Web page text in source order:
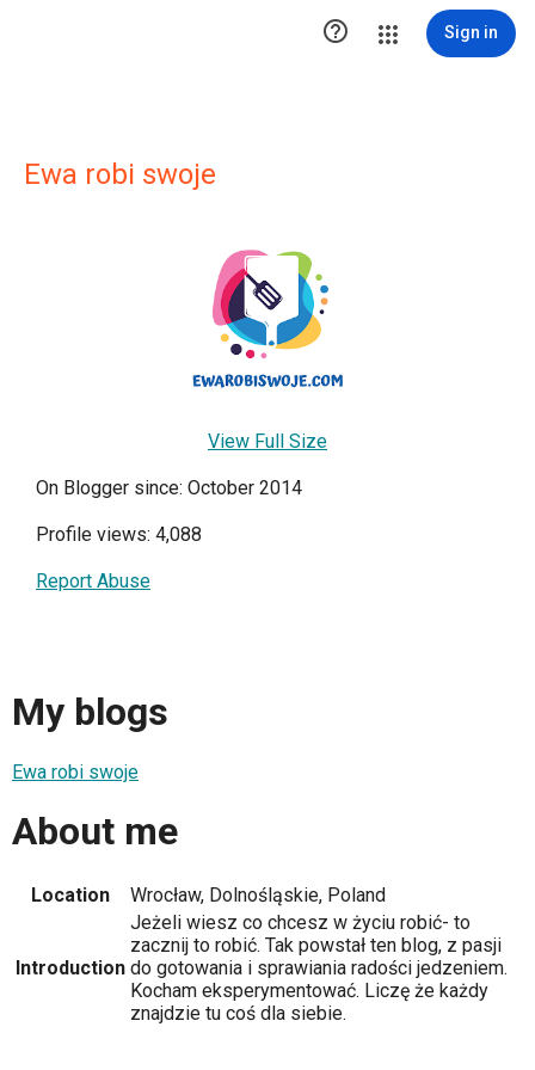
 Sign in
Ewa robi swoje
View Full Size
On Blogger since: October 2014
Profile views: 4,088
Report Abuse
My blogs
Ewa robi swoje
About me
Location Wrocław, Dolnośląskie, Poland
Introduction
Jeżeli wiesz co chcesz w życiu robić- to
zacznij to robić. Tak powstał ten blog, z pasji
do gotowania i sprawiania radości jedzeniem.
Kocham eksperymentować. Liczę że każdy
znajdzie tu coś dla siebie.